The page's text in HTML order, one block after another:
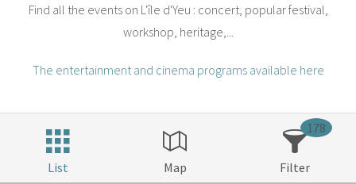
Find all the events on L'île d'Yeu : concert, popular festival,
workshop, heritage,...
The entertainment and cinema programs available here
List Map Filter
178